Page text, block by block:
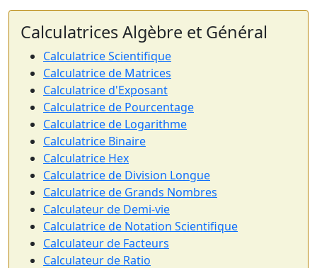
Calculatrices Algèbre et Général
Calculatrice Scientifique
Calculatrice de Matrices
Calculatrice d'Exposant
Calculatrice de Pourcentage
Calculatrice de Logarithme
Calculatrice Binaire
Calculatrice Hex
Calculatrice de Division Longue
Calculatrice de Grands Nombres
Calculateur de Demi-vie
Calculatrice de Notation Scientifique
Calculateur de Facteurs
Calculateur de Ratio